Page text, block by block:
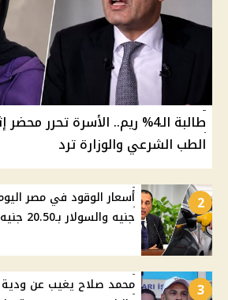
طالبة الـ4% ريم.. الأسرة تحرر
الطب الشرعي والوزارة ترد
2
جنيه والسولار بـ20.50 جنيه
3
محمد صلاح يغيب عن ودية